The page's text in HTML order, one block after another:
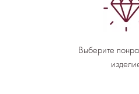
Выберите